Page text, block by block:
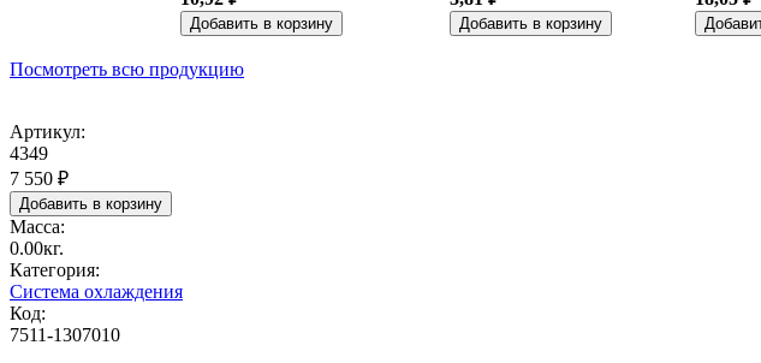
Посмотреть всю продукцию
Артикул:
4349
7 550 ₽
Масса:
0.00кг.
Категория:
Система охлаждения
Код:
7511-1307010